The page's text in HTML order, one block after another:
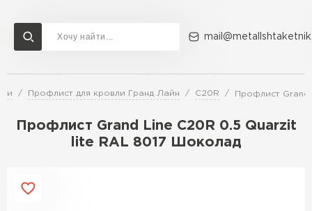
Профлист для кровли Гранд Лайн C20R Профлист Grand
Профлист Grand Line C20R 0.5 Quarzit
lite RAL 8017 Шоколад
Доставка и оплата Акции О компании Контакты
Перейти в каталог